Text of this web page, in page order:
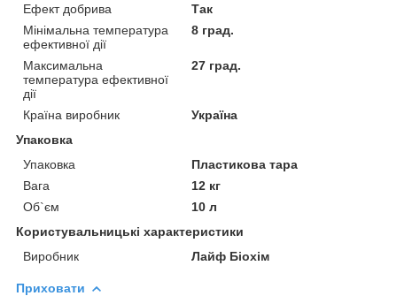
Ефект добрива
Так
Мінімальна температура
ефективної дії
8 град.
Максимальна
температура ефективної
дії
27 град.
Країна виробник
Україна
Упаковка
Упаковка
Пластикова тара
Вага
12 кг
Об`єм
10 л
Користувальницькі характеристики
Виробник
Лайф Біохім
Приховати